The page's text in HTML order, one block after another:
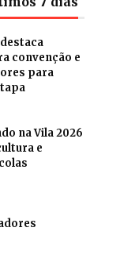
convenção e
para
na Vila 2026
e